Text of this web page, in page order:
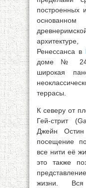
построенных
Ренессанса в
доме № 24.
широкая
террасы.
К северу от
Гей-стрит
Джейн
посещение
все нити её
это также
жизни. Вся